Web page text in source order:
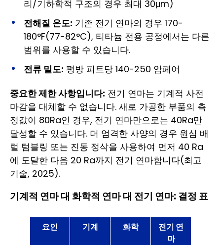
리/기하학적 구조의 경우 최대 30μm)
전해질 온도: 기존 전기 연마의 경우 170-
180°F(77-82°C), 티타늄 전용 공정에서는 다른
범위를 사용할 수 있습니다.
전류 밀도: 평방 피트당 140-250 암페어
중요한 제한 사항입니다: 전기 연마는 기계적 사전
마감을 대체할 수 없습니다. 새로 가공한 부품의 측
정값이 80Ra인 경우, 전기 연마만으로는 40Ra만
달성할 수 있습니다. 더 엄격한 사양의 경우 원심 배
럴 텀블링 또는 진동 정삭을 사용하여 먼저 40 Ra
에 도달한 다음 20 Ra까지 전기 연마합니다(최고
기술, 2025).
기계적 연마 대 화학적 연마 대 전기 연마: 결정 표
요인 기계 화학
전기 연
마